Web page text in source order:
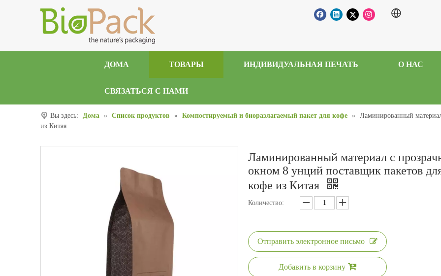
ДОМА ТОВАРЫ ИНДИВИДУАЛЬНАЯ ПЕЧАТЬ О НАС
СВЯЗАТЬСЯ С НАМИ
Вы здесь: Дома » Список продуктов » Компостируемый и биоразлагаемый пакет для кофе »
Ламинированный
из Китая
Ламинированный материал с
окном 8 унций поставщик пакетов
кофе из Китая
Количество:
Отправить электронное письмо
Добавить в корзину